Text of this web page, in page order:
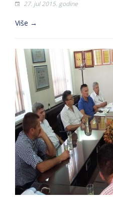
27. jul 2015. godine
Više →